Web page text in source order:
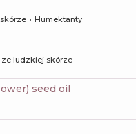
Humektanty
ze ludzkiej skórze
seed oil